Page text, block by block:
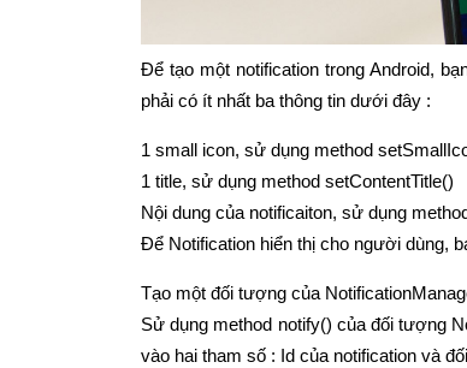
Để tạo một notification trong Android,
phải có ít nhất ba thông tin dưới đây :
1 small icon, sử dụng method
1 title, sử dụng method setContentTitle()
Nội dung của notificaiton, sử dụng
Để Notification hiển thị cho người dùng,
Tạo một đối tượng của
Sử dụng method notify() của đối tượng
vào hai tham số : Id của notification và